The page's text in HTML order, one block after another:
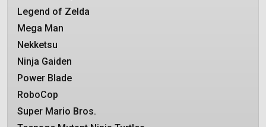
Legend of Zelda
Mega Man
Nekketsu
Ninja Gaiden
Power Blade
RoboCop
Super Mario Bros.